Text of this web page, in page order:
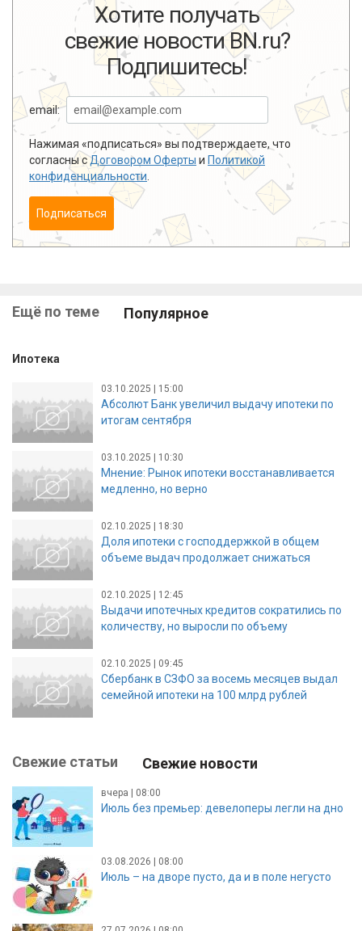
Хотите получать
свежие новости BN.ru?
Подпишитесь!
email:
Нажимая «подписаться» вы подтверждаете, что
согласны сДоговором Оферты и Политикой
конфиденциальности
Подписаться
Ещё по теме Популярное
Ипотека
03.10.2025 | 15:00
Абсолют Банк увеличил выдачу ипотеки по
итогам сентября
03.10.2025 | 10:30
Мнение: Рынок ипотеки восстанавливается
медленно, но верно
02.10.2025 | 18:30
Доля ипотеки с господдержкой в общем
объеме выдач продолжает снижаться
02.10.2025 | 12:45
Выдачи ипотечных кредитов сократились по
количеству, но выросли по объему
02.10.2025 | 09:45
Сбербанк в СЗФО за восемь месяцев выдал
семейной ипотеки на 100 млрд рублей
Свежие статьи Свежие новости
вчера | 08:00
Июль без премьер: девелоперы легли на дно
03.08.2026 | 08:00
Июль – на дворе пусто, да и в поле негусто